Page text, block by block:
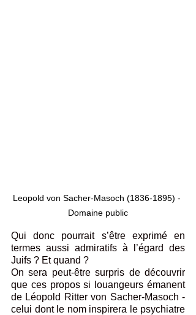
Leopold von Sacher-Masoch (1836-1895) -
Domaine public
Qui donc pourrait s’être exprimé en
termes aussi admiratifs à l’égard des
Juifs ? Et quand ?
On sera peut-être surpris de découvrir
que ces propos si louangeurs émanent
de Léopold Ritter von Sacher-Masoch -
celui dont le nom inspirera le psychiatre